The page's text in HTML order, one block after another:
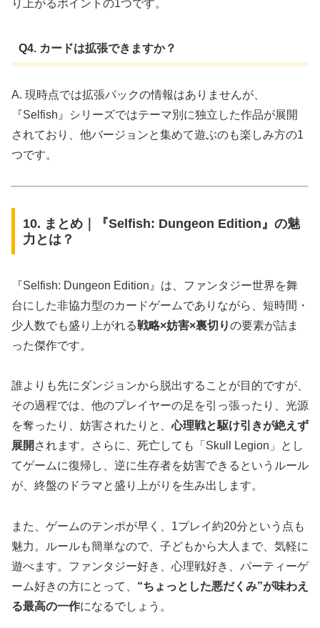
り上がるポイントの1つです。
Q4. カードは拡張できますか？
A. 現時点では拡張パックの情報はありませんが、
『Selfish』シリーズではテーマ別に独立した作品が展開
されており、他バージョンと集めて遊ぶのも楽しみ方の1
つです。
10. まとめ｜『Selfish: Dungeon Edition』の魅
力とは？
『Selfish: Dungeon Edition』は、ファンタジー世界を舞
台にした非協力型のカードゲームでありながら、短時間・
少人数でも盛り上がれる戦略×妨害×裏切りの要素が詰ま
った傑作です。
誰よりも先にダンジョンから脱出することが目的ですが、
その過程では、他のプレイヤーの足を引っ張ったり、光源
を奪ったり、妨害されたりと、心理戦と駆け引きが絶えず
展開 されます。さらに、死亡しても「Skull Legion」とし
てゲームに復帰し、逆に生存者を妨害できるというルール
が、終盤のドラマと盛り上がりを生み出します。
また、ゲームのテンポが早く、1プレイ約20分という点も
魅力。ルールも簡単なので、子どもから大人まで、気軽に
遊べます。ファンタジー好き、心理戦好き、パーティーゲ
ーム好きの方にとって、 “ちょっとした悪だくみ”が味わえ
る最高の一作になるでしょう。